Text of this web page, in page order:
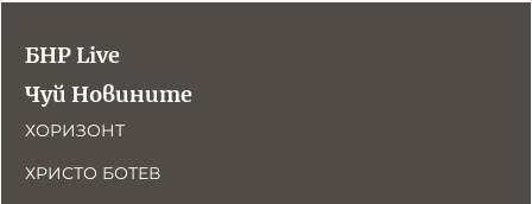
БНР Live
Чуй Новините
ХОРИЗОНТ
ХРИСТО БОТЕВ